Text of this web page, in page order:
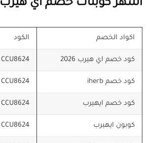
أشهر كوبنات خصم اي هيرب
اكواد الخصم الكود
كود خصم اي هيرب 2026 CCU8624
كود خصم iherb CCU8624
كود خصم ايهيرب CCU8624
كوبون ايهيرب CCU8624